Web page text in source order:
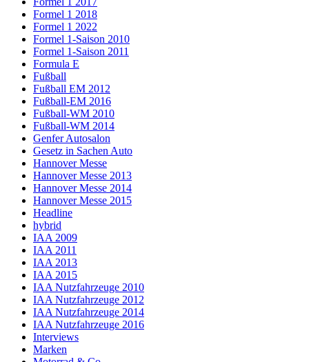
Formel 1 2018
Formel 1 2022
Formel 1-Saison 2010
Formel 1-Saison 2011
Formula E
Fußball
Fußball EM 2012
Fußball-EM 2016
Fußball-WM 2010
Fußball-WM 2014
Genfer Autosalon
Gesetz in Sachen Auto
Hannover Messe
Hannover Messe 2013
Hannover Messe 2014
Hannover Messe 2015
Headline
hybrid
IAA 2009
IAA 2011
IAA 2013
IAA 2015
IAA Nutzfahrzeuge 2010
IAA Nutzfahrzeuge 2012
IAA Nutzfahrzeuge 2014
IAA Nutzfahrzeuge 2016
Interviews
Marken